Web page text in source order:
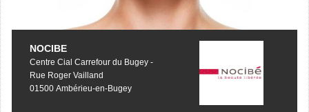
NOCIBE
Centre Cial Carrefour du Bugey -
Rue Roger Vailland
01500 Ambérieu-en-Bugey